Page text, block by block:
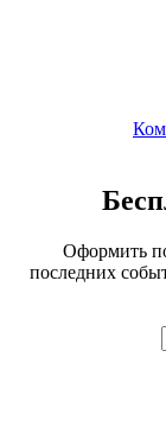
Оформить
последних